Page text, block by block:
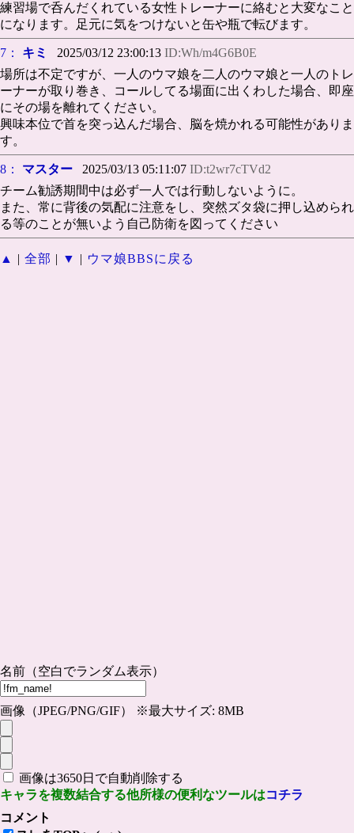
練習場で呑んだくれている女性トレーナーに絡むと大変なこと
になります。足元に気をつけないと缶や瓶で転びます。
7： キミ 2025/03/12 23:00:13 ID:Wh/m4G6B0E
場所は不定ですが、一人のウマ娘を二人のウマ娘と一人のトレ
ーナーが取り巻き、コールしてる場面に出くわした場合、即座
にその場を離れてください。
興味本位で首を突っ込んだ場合、脳を焼かれる可能性がありま
す。
8： マスター 2025/03/13 05:11:07 ID:t2wr7cTVd2
チーム勧誘期間中は必ず一人では行動しないように。
また、常に背後の気配に注意をし、突然ズタ袋に押し込められ
る等のことが無いよう自己防衛を図ってください
▲ | 全部 | ▼ | ウマ娘BBSに戻る
名前（空白でランダム表示）
画像（JPEG/PNG/GIF） ※最大サイズ: 8MB
画像は3650日で自動削除する
キャラを複数結合する他所様の便利なツールはコチラ
コメント